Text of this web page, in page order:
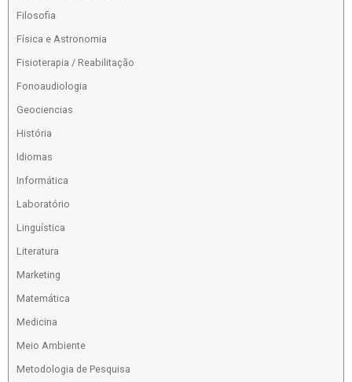
Filosofia
Física e Astronomia
Fisioterapia / Reabilitação
Fonoaudiologia
Geociencias
História
Idiomas
Informática
Laboratório
Linguística
Literatura
Marketing
Matemática
Medicina
Meio Ambiente
Metodologia de Pesquisa